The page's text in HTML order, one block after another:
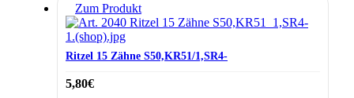
Zum Produkt
Ritzel 15 Zähne S50,KR51/1,SR4-
5,80€